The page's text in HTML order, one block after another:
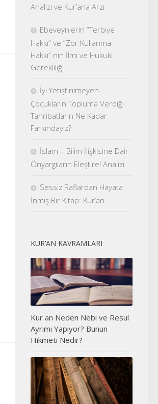
Analizi ve Kur’ana Arzı
Ebeveynlerin “Terbiye
Hakkı” ve “Zor Kullanma
Hakkı” nın İlmi ve Hukuki
Gerekliliği
İyi Yetiştirilmeyen
Çocukların Topluma Verdiği
Tahribatların Ne Kadar
Farkındayız?
İslam – Bilim İlişkisine Dair
Önyargıların Eleştirel Analizi
Sessiz Raflardan Hayata
İnmiş Bir Kitap: Kur’an
KUR’AN KAVRAMLARI
Kur an Neden Nebi ve Resul
Ayrımı Yapıyor? Bunun
Hikmeti Nedir?